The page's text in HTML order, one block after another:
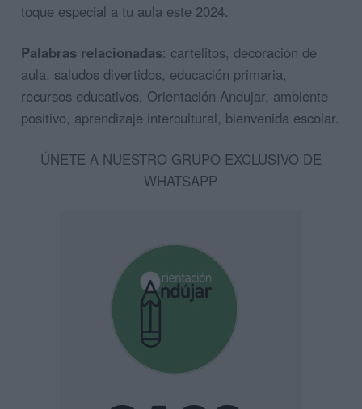
toque especial a tu aula este 2024.
Palabras relacionadas: cartelitos, decoración de
aula, saludos divertidos, educación primaria,
recursos educativos, Orientación Andujar, ambiente
positivo, aprendizaje intercultural, bienvenida escolar.
ÚNETE A NUESTRO GRUPO EXCLUSIVO DE
WHATSAPP